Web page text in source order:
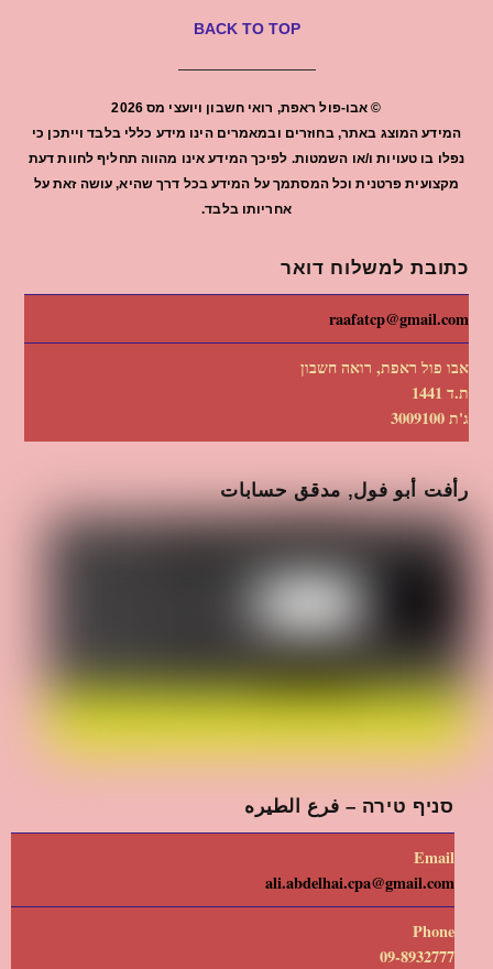
BACK TO TOP
© אבו-פול ראפת, רואי חשבון ויועצי מס2026
המידע המוצג באתר, בחוזרים ובמאמרים הינו מידע כללי בלבד וייתכן כי
נפלו בו טעויות ו/או השמטות. לפיכך המידע אינו מהווה תחליף לחוות דעת
מקצועית פרטנית וכל המסתמך על המידע בכל דרך שהיא, עושה זאת על
אחריותו בלבד.
כתובת למשלוח דואר
raafatcp@gmail.com
אבו פול ראפת, רואה חשבון
ת.ד 1441
ג'ת 3009100
رأفت أبو فول, مدقق حسابات
סניף טירה – فرع الطيره
Email
ali.abdelhai.cpa@gmail.com
Phone
09-8932777